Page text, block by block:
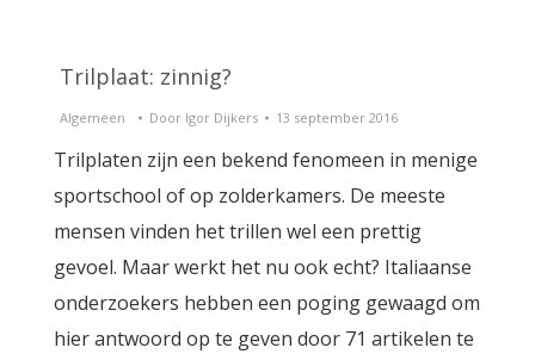
Trilplaat: zinnig?
Algemeen Door Igor Dijkers 13 september 2016
Trilplaten zijn een bekend fenomeen in menige
sportschool of op zolderkamers. De meeste
mensen vinden het trillen wel een prettig
gevoel. Maar werkt het nu ook echt? Italiaanse
onderzoekers hebben een poging gewaagd om
hier antwoord op te geven door 71 artikelen te